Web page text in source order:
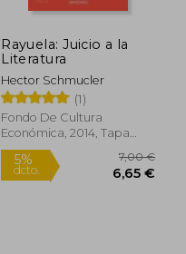
Rayuela: Juicio a la
Literatura
Hector Schmucler
(1)
Fondo De Cultura
Económica, 2014, Tapa
Blanda, Nuevo